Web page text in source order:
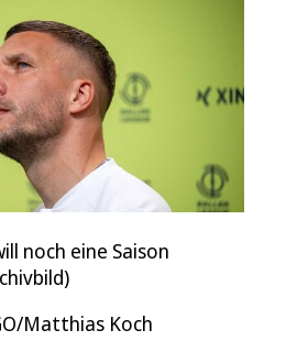
noch eine Saison
Matthias Koch